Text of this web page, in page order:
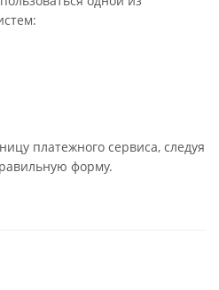
платежного сервиса, следуя
форму.